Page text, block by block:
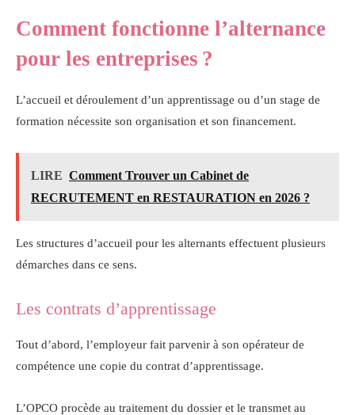
Comment fonctionne l’alternance
pour les entreprises ?
L’accueil et déroulement d’un apprentissage ou d’un stage de
formation nécessite son organisation et son financement.
LIRE Comment Trouver un Cabinet de
RECRUTEMENT en RESTAURATION en 2026 ?
Les structures d’accueil pour les alternants effectuent plusieurs
démarches dans ce sens.
Les contrats d’apprentissage
Tout d’abord, l’employeur fait parvenir à son opérateur de
compétence une copie du contrat d’apprentissage.
L’OPCO procède au traitement du dossier et le transmet au